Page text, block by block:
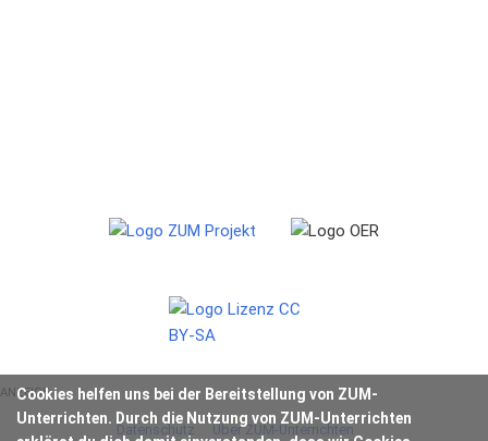
Cookies helfen uns bei der Bereitstellung von ZUM-
Unterrichten. Durch die Nutzung von ZUM-Unterrichten
ANZEIGE
Datenschutz Über ZUM-Unterrichten